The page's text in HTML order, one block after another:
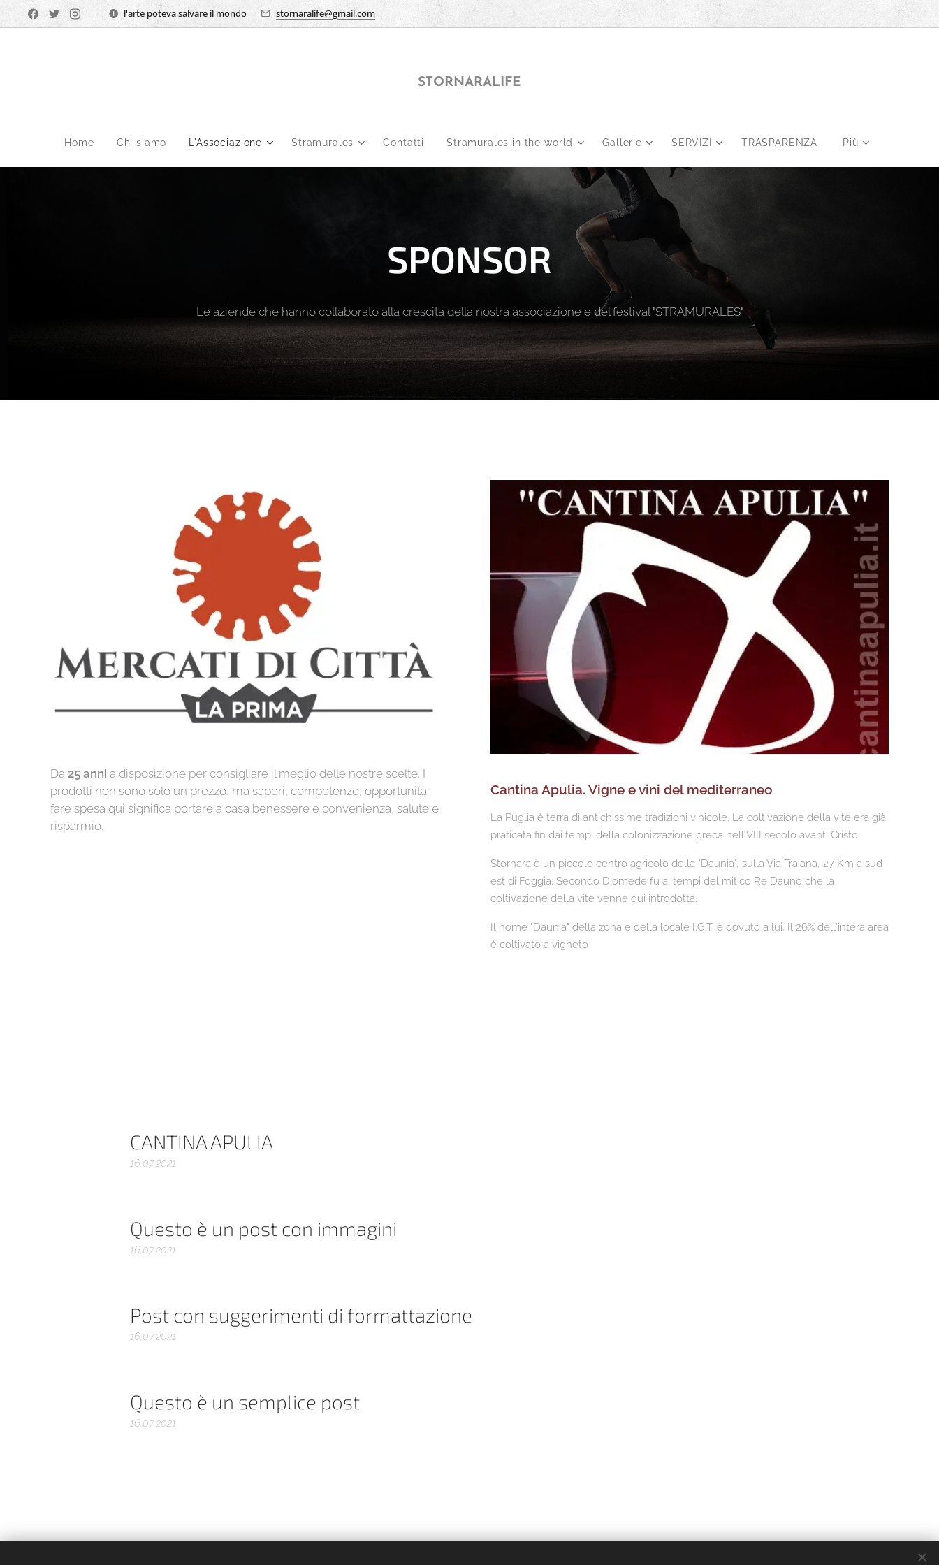
l'arte poteva salvare il mondo stornaralife@gmail.com
STORNARALIFE
Home Chi siamo L'Associazione Stramurales Contatti Stramurales in the world Gallerie SERVIZI TRASPARENZA Più
SPONSOR
Le aziende che hanno collaborato alla crescita della nostra associazione e del festival "STRAMURALES"
Da 25 anni a disposizione per consigliare il meglio delle nostre scelte. I
prodotti non sono solo un prezzo, ma saperi, competenze, opportunità;
fare spesa qui significa portare a casa benessere e convenienza, salute e
risparmio.
Cantina Apulia. Vigne e vini del mediterraneo
La Puglia è terra di antichissime tradizioni vinicole. La coltivazione della vite era già
praticata fin dai tempi della colonizzazione greca nell'VIII secolo avanti Cristo.
Stornara è un piccolo centro agricolo della "Daunia", sulla Via Traiana, 27 Km a sud-
est di Foggia. Secondo Diomede fu ai tempi del mitico Re Dauno che la
coltivazione della vite venne qui introdotta.
Il nome "Daunia" della zona e della locale I.G.T. è dovuto a lui. Il 26% dell'intera area
è coltivato a vigneto
CANTINA APULIA
16.07.2021
Questo è un post con immagini
16.07.2021
Post con suggerimenti di formattazione
16.07.2021
Questo è un semplice post
16.07.2021